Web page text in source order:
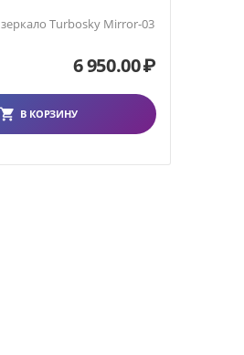
Turbosky Mirror-03
6 950.00₽
В КОРЗИНУ